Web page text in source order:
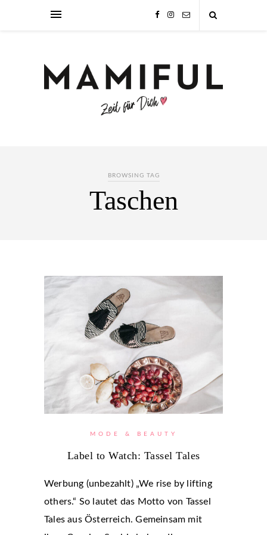
BROWSING TAG
Taschen
MODE & BEAUTY
Label to Watch: Tassel Tales
Werbung (unbezahlt) „We rise by lifting
others.“ So lautet das Motto von Tassel
Tales aus Österreich. Gemeinsam mit